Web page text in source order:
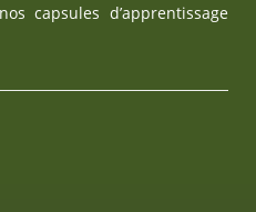
capsules d’apprentissage